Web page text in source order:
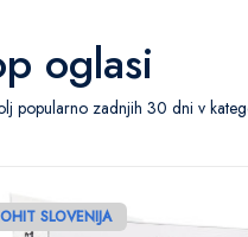
oglasi
popularno zadnjih 30 dni v
SLOVENIJA